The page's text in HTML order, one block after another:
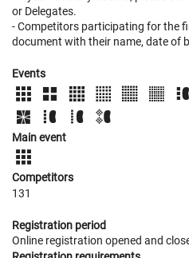
or Delegates.
- Competitors participating for the
document with their name, date of
Events
Main event
Competitors
131
Registration period
Online registration opened and